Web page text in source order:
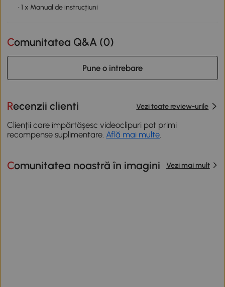
• 1 x Manual de instrucțiuni
Comunitatea Q&A (0)
Pune o intrebare
Recenzii clienti Vezi toate review-urile
Clienții care împărtășesc videoclipuri pot primi
recompense suplimentare. Află mai multe
Comunitatea noastră în imagini Vezi mai mult